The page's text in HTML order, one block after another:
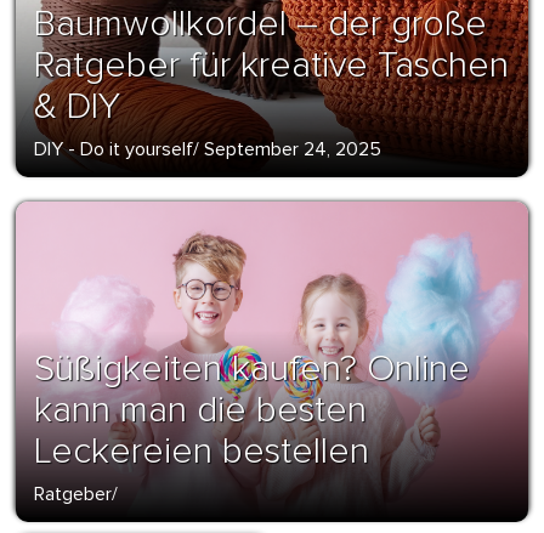
Baumwollkordel – der große
Ratgeber für kreative Taschen
& DIY
DIY - Do it yourself/ September 24, 2025
Süßigkeiten kaufen? Online
kann man die besten
Leckereien bestellen
Ratgeber/